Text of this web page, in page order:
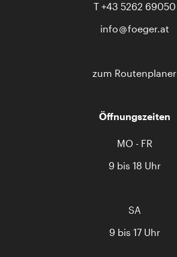
T +43 5262 69050
info
foeger.at
zum Routenplaner
Öffnungszeiten
MO - FR
9 bis 18 Uhr
SA
9 bis 17 Uhr